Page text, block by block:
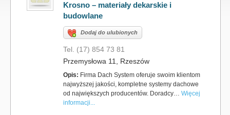
Krosno – materiały dekarskie i
budowlane
Dodaj do ulubionych
Tel. (17) 854 73 81
Przemysłowa 11, Rzeszów
Opis: Firma Dach System oferuje swoim klientom
najwyższej jakości, kompletne systemy dachowe
od największych producentów. Doradcy… Więcej
informacji...